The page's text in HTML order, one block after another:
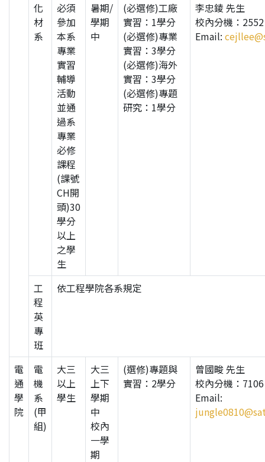
化
材
系
必須
參加
本系
專業
實習
輔導
活動
並通
過系
專業
必修
課程
(課號
CH開
頭)30
學分
以上
之學
生
暑期/
學期
中
(必選修)工廠
實習：1學分
(必選修)專業
實習：3學分
(必選修)海外
實習：3學分
(必選修)專題
研究：1學分
李忠錂 先生
校內分機：2552
Email:
工
程
英
專
班
依工程學院各系規定
電
通
學
院
電
機
系
(甲
組)
大三
以上
學生
大三
上下
學期
中
校內
一學
期
(選修)專題與
實習：2學分
曾國畯 先生
校內分機：7106
Email: